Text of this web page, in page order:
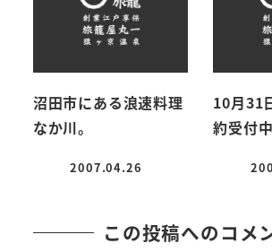
沼田市にある浪速料理
なか川。
投稿日
2007.04.26
10月31
約受付
投
この投稿へのコメ